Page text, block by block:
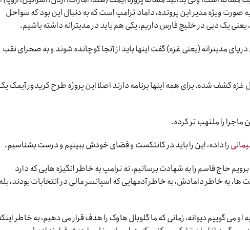
ویژه مدیر این پرونده، داماد ترامپ است که به دنبال این بود که سواحل
یعنی یک دبی در خلیج فارس داریم، یکی هم باید در مدیترانه داشته باشیم.
مدیترانه (یعنی غزه) گفت اینها باید از آنجا کوچانده شوند و به صحرای نقب
در سواحل غزه کشف شده، برای همه اینها برنامه دارند اصلا این پروژه طرح کریدور آیمک
را داده، این را باید در کانتکست و فضای خودش ببینیم و درست بشناسیم.
حاج قاسم را به شهادت برسانیم، نه ترامپ به خاطر انگیزه هایی که دارد
به خاطر دامادش، به خاطر آدمهایی که اسپانسر مالی در انتخابات بودند،
او می گوییم دیوانه، زمانی که ما گلوبال هاوک را هدف قرار می دهیم، به خاطر